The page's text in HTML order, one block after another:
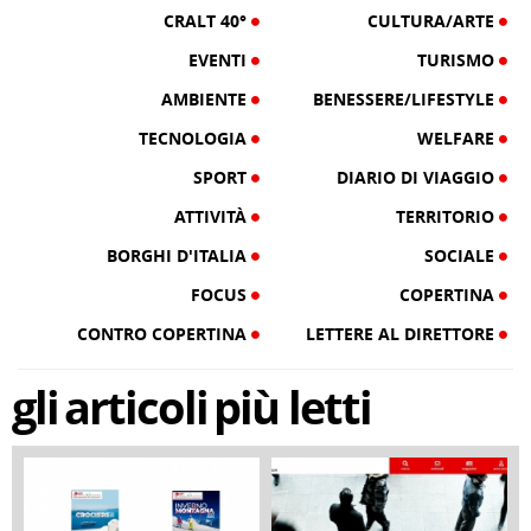
CRALT 40°
CULTURA/ARTE
EVENTI
TURISMO
AMBIENTE
BENESSERE/LIFESTYLE
TECNOLOGIA
WELFARE
SPORT
DIARIO DI VIAGGIO
ATTIVITÀ
TERRITORIO
BORGHI D'ITALIA
SOCIALE
FOCUS
COPERTINA
CONTRO COPERTINA
LETTERE AL DIRETTORE
gliarticolipiù letti